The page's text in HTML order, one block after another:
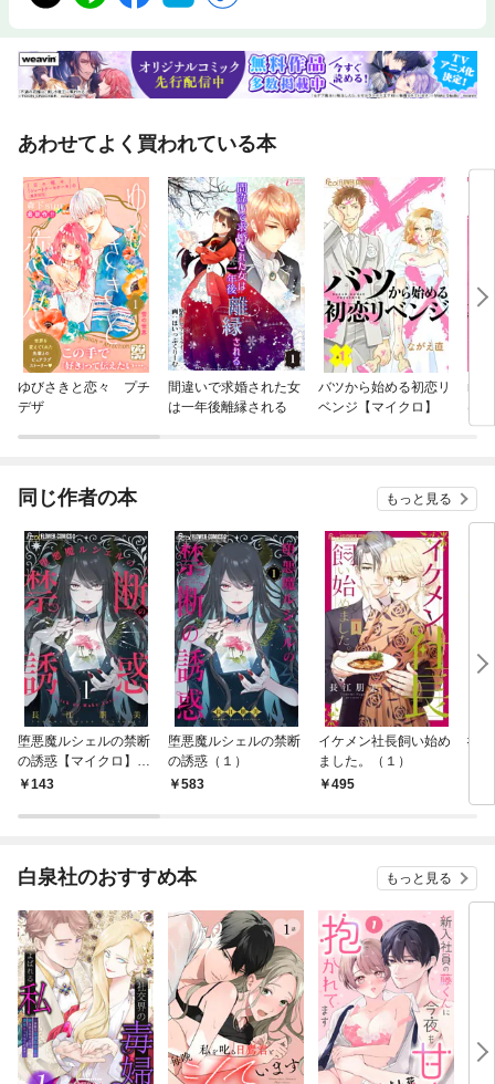
あわせてよく買われている本
ゆびさきと恋々 プチ
デザ
間違いで求婚された女
は一年後離縁される
バツから始める初恋リ
ベンジ【マイクロ】
は
い
同じ作者の本 もっと見る
堕悪魔ルシェルの禁断
の誘惑【マイクロ】
（１）
143
堕悪魔ルシェルの禁断
の誘惑（１）
583
イケメン社長飼い始め
ました。（１）
495
#レ
白泉社のおすすめ本 もっと見る